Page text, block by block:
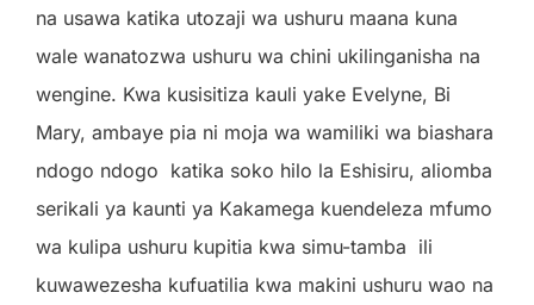
na usawa katika utozaji wa ushuru maana kuna
wale wanatozwa ushuru wa chini ukilinganisha na
wengine. Kwa kusisitiza kauli yake Evelyne, Bi
Mary, ambaye pia ni moja wa wamiliki wa biashara
ndogo ndogo katika soko hilo la Eshisiru, aliomba
serikali ya kaunti ya Kakamega kuendeleza mfumo
wa kulipa ushuru kupitia kwa simu-tamba ili
kuwawezesha kufuatilia kwa makini ushuru wao na